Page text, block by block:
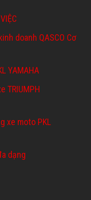
doanh QASCO Cơ
YAMAHA
TRIUMPH
xe moto PKL
dạng